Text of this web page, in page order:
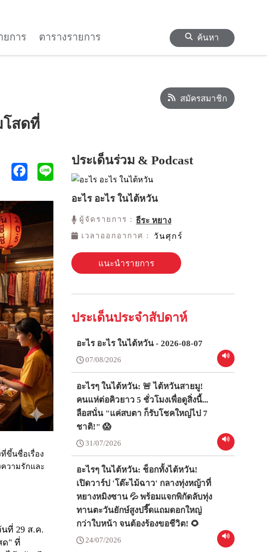
ยการ ตารางรายการ ค้นหา
โสดที่
ขึ้นชื่อเรื่อง
วามรักและ
ที่ 29 ส.ค.
ด" ที่
สมัครสมาชิก
ประเด็นร่วม & Podcast
อะไร อะไร ในไต้หวัน
ผู้จัดรายการ：ธีระ หยาง
เวลาออกอากาศ： วันศุกร์
แนะนำรายการ
ประเด็นประจำสัปดาห์
อะไร อะไร ในไต้หวัน - 2026-08-07
07/08/2026
อะไรๆ ในไต้หวัน: 🚨 ไต้หวันสายมู!
คนแห่ต่อคิวยาว 5 ชั่วโมงเพื่อดูสิ่งนี้...
ลือสนั่น "แค่สบตา ก็รับโชคใหญ่ไป 7
ชาติ!" 😱
31/07/2026
อะไรๆ ในไต้หวัน: ช็อกทั้งไต้หวัน!
เปิดวาร์ป 'โต๊ะไม้ฉาว' กลางทุ่งหญ้าที่
หยางหมิงซาน 💦 พร้อมแจกพิกัดลับทุ่ง
ทานตะวันยักษ์สูงปรี๊ดแถมดอกใหญ่
กว่าใบหน้า จนต้องร้องขอชีวิต! 🌻
24/07/2026